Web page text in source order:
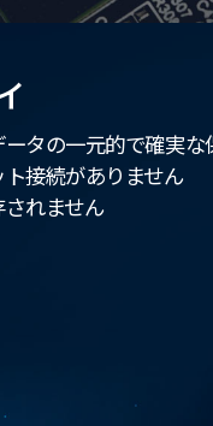
タの一元的で確実な
接続がありません
れません